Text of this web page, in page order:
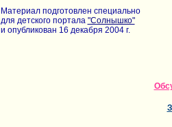
Материал подготовлен специально
для детского портала "Солнышко"
и опубликован 16 декабря 2004 г.